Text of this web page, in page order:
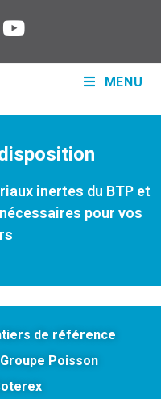
MENU
inertes du BTP et
pour vos
de référence
Groupe Poisson